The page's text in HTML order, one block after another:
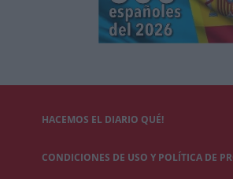
HACEMOS EL DIARIO QUÉ!
CONDICIONES DE USO Y POLÍTICA DE